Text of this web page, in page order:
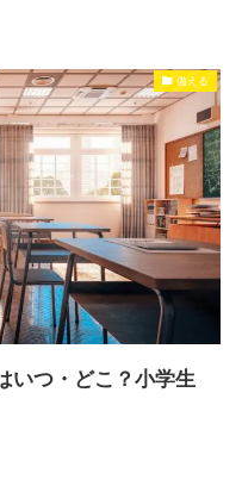
備える
いつ・どこ？小学生